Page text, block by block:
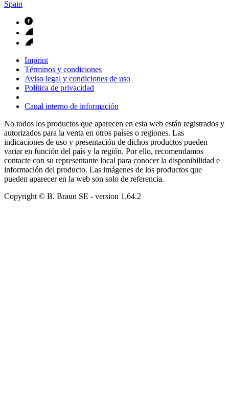
Spain
Imprint
Términos y condiciones
Aviso legal y condiciones de uso
Política de privacidad
Canal interno de información
No todos los productos que aparecen en esta web están registrados y
autorizados para la venta en otros países o regiones. Las
indicaciones de uso y presentación de dichos productos pueden
variar en función del país y la región. Por ello, recomendamos
contacte con su representante local para conocer la disponibilidad e
información del producto. Las imágenes de los productos que
pueden aparecer en la web son solo de referencia.
Copyright © B. Braun SE - version 1.64.2